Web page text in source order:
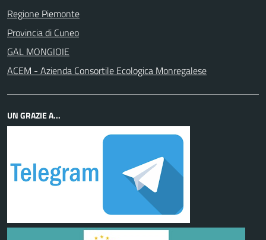
Regione Piemonte
Provincia di Cuneo
GAL MONGIOIE
ACEM - Azienda Consortile Ecologica Monregalese
UN GRAZIE A...